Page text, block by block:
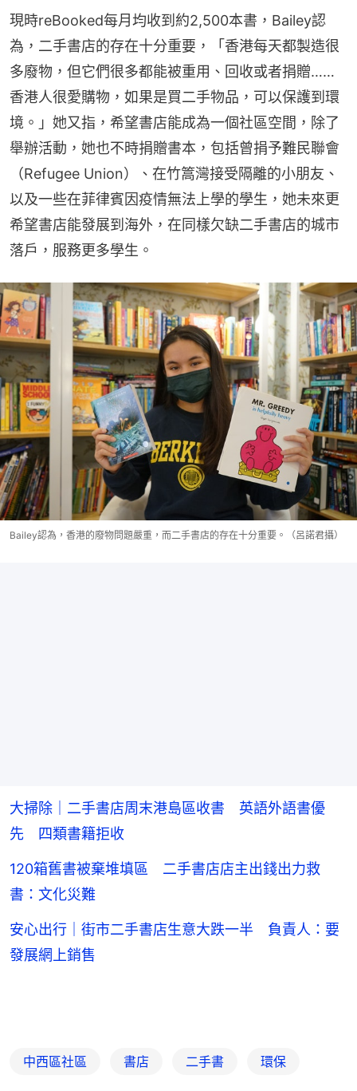
現時reBooked每月均收到約2,500本書，Bailey認
為，二手書店的存在十分重要，「香港每天都製造很
多廢物，但它們很多都能被重用、回收或者捐贈……
香港人很愛購物，如果是買二手物品，可以保護到環
境。」她又指，希望書店能成為一個社區空間，除了
舉辦活動，她也不時捐贈書本，包括曾捐予難民聯會
（Refugee Union）、在竹篙灣接受隔離的小朋友、
以及一些在菲律賓因疫情無法上學的學生，她未來更
希望書店能發展到海外，在同樣欠缺二手書店的城市
落戶，服務更多學生。
Bailey認為，香港的廢物問題嚴重，而二手書店的存在十分重要。（呂諾君攝）
大掃除｜二手書店周末港島區收書 英語外語書優
先 四類書籍拒收
120箱舊書被棄堆填區 二手書店店主出錢出力救
書：文化災難
安心出行｜街市二手書店生意大跌一半 負責人：要
發展網上銷售
中西區社區 書店 二手書 環保